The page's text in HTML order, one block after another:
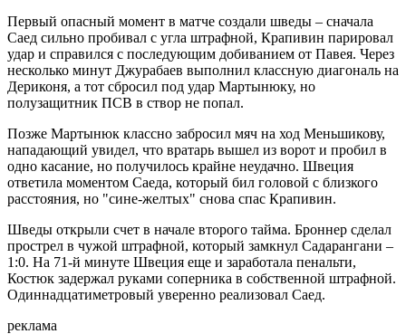
Первый опасный момент в матче создали шведы – сначала
Саед сильно пробивал с угла штрафной, Крапивин парировал
удар и справился с последующим добиванием от Павея. Через
несколько минут Джурабаев выполнил классную диагональ на
Дериконя, а тот сбросил под удар Мартынюку, но
полузащитник ПСВ в створ не попал.
Позже Мартынюк классно забросил мяч на ход Меньшикову,
нападающий увидел, что вратарь вышел из ворот и пробил в
одно касание, но получилось крайне неудачно. Швеция
ответила моментом Саеда, который бил головой с близкого
расстояния, но "сине-желтых" снова спас Крапивин.
Шведы открыли счет в начале второго тайма. Броннер сделал
прострел в чужой штрафной, который замкнул Садарангани –
1:0. На 71-й минуте Швеция еще и заработала пенальти,
Костюк задержал руками соперника в собственной штрафной.
Одиннадцатиметровый уверенно реализовал Саед.
реклама